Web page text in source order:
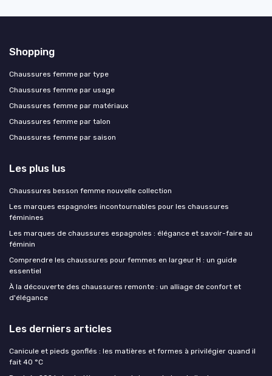
Shopping
Chaussures femme par type
Chaussures femme par usage
Chaussures femme par matériaux
Chaussures femme par talon
Chaussures femme par saison
Les plus lus
Chaussures besson femme nouvelle collection
Les marques espagnoles incontournables pour les chaussures
féminines
Les marques de chaussures espagnoles : élégance et savoir-faire au
féminin
Comprendre les chaussures pour femmes en largeur H : un guide
essentiel
À la découverte des chaussures remonte : un alliage de confort et
d'élégance
Les derniers articles
Canicule et pieds gonflés : les matières et formes à privilégier quand il
fait 40 °C